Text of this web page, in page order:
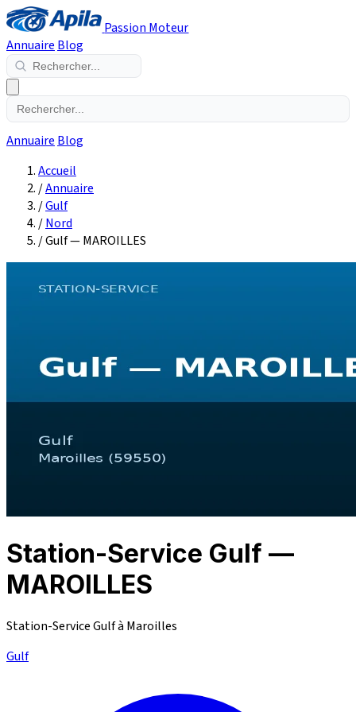
Passion Moteur
Annuaire Blog
Annuaire Blog
Accueil
/Annuaire
/Gulf
/Nord
/Gulf — MAROILLES
Station-Service Gulf —
MAROILLES
Station-Service Gulf à Maroilles
Gulf